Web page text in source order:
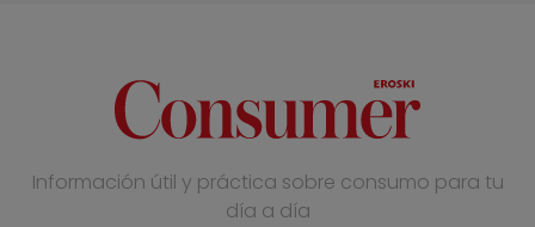
Información útil y práctica sobre consumo para tu
día a día